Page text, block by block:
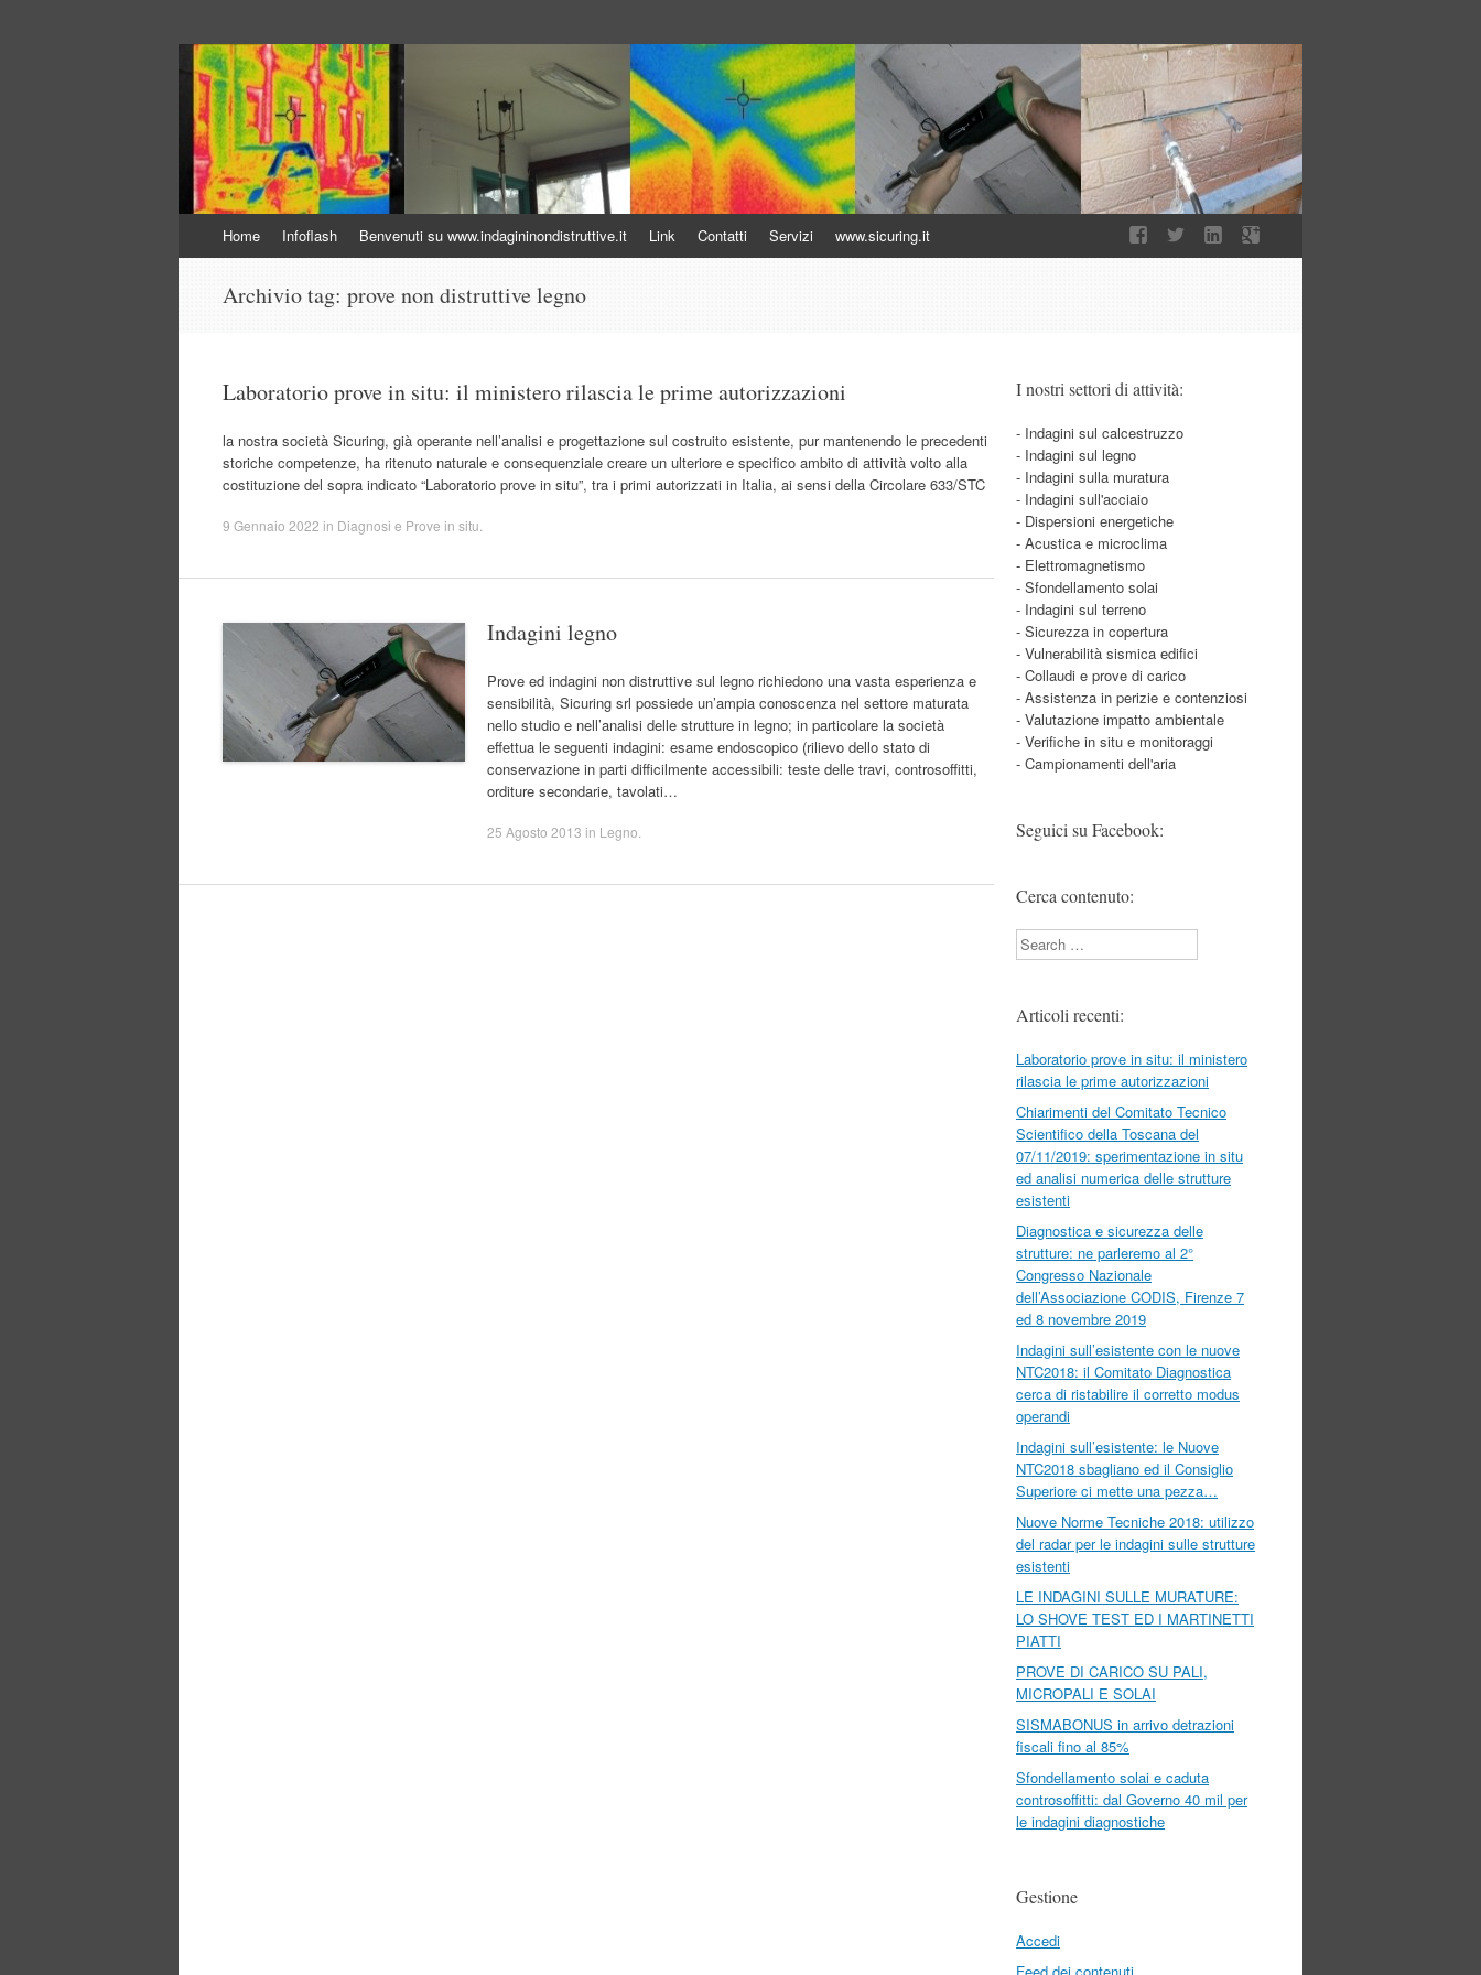
Indagini non distruttive
Indagini Ingegneria e Sicurezza
al
Home Infoflash Benvenuti su www.indagininondistruttive.it Link Contatti Servizi www.sicuring.it
Archivio tag: prove non distruttive legno
Laboratorio prove in situ: il ministero rilascia le prime autorizzazioni
la nostra società Sicuring, già operante nell’analisi e progettazione sul costruito esistente, pur mantenendo le precedenti
storiche competenze, ha ritenuto naturale e consequenziale creare un ulteriore e specifico ambito di attività volto alla
costituzione del sopra indicato “Laboratorio prove in situ”, tra i primi autorizzati in Italia, ai sensi della Circolare 633/STC
9 Gennaio 2022 in Diagnosi e Prove in situ
Indagini legno
Prove ed indagini non distruttive sul legno richiedono una vasta esperienza e
sensibilità, Sicuring srl possiede un’ampia conoscenza nel settore maturata
nello studio e nell’analisi delle strutture in legno; in particolare la società
effettua le seguenti indagini: esame endoscopico (rilievo dello stato di
conservazione in parti difficilmente accessibili: teste delle travi, controsoffitti,
orditure secondarie, tavolati…
25 Agosto 2013 in Legno
I nostri settori di attività:
- Indagini sul calcestruzzo
- Indagini sul legno
- Indagini sulla muratura
- Indagini sull'acciaio
- Dispersioni energetiche
- Acustica e microclima
- Elettromagnetismo
- Sfondellamento solai
- Indagini sul terreno
- Sicurezza in copertura
- Vulnerabilità sismica edifici
- Collaudi e prove di carico
- Assistenza in perizie e contenziosi
- Valutazione impatto ambientale
- Verifiche in situ e monitoraggi
- Campionamenti dell'aria
Seguici su Facebook:
Cerca contenuto:
Search
Articoli recenti:
Laboratorio prove in situ: il ministero
rilascia le prime autorizzazioni
Chiarimenti del Comitato Tecnico
Scientifico della Toscana del
07/11/2019: sperimentazione in situ
ed analisi numerica delle strutture
esistenti
Diagnostica e sicurezza delle
strutture: ne parleremo al 2°
Congresso Nazionale
dell’Associazione CODIS, Firenze 7
ed 8 novembre 2019
Indagini sull’esistente con le nuove
NTC2018: il Comitato Diagnostica
cerca di ristabilire il corretto modus
operandi
Indagini sull’esistente: le Nuove
NTC2018 sbagliano ed il Consiglio
Superiore ci mette una pezza…
Nuove Norme Tecniche 2018: utilizzo
del radar per le indagini sulle strutture
esistenti
LE INDAGINI SULLE MURATURE:
LO SHOVE TEST ED I MARTINETTI
PIATTI
PROVE DI CARICO SU PALI,
MICROPALI E SOLAI
SISMABONUS in arrivo detrazioni
fiscali fino al 85%
Sfondellamento solai e caduta
controsoffitti: dal Governo 40 mil per
le indagini diagnostiche
Gestione
Accedi